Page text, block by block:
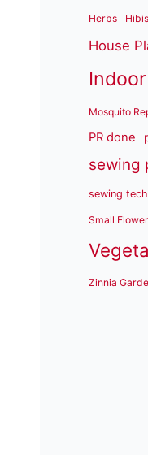
Herbs
House
Mosquito
PR done
sewing
sewing
Small
Zinnia